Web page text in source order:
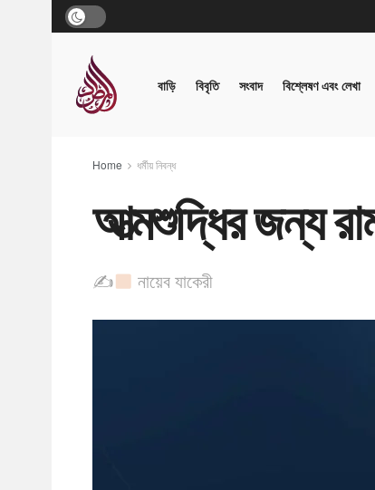
বাড়ি বিবৃতি সংবাদ বিশ্লেষণ এবং লেখা
Home ধর্মীয় নিবন্ধ
আত্মশুদ্ধির জন্য
✍ নায়েব যাকেরী